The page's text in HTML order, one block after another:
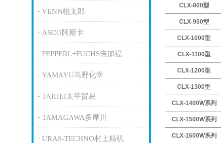
VENN桃太郎
ASCO阿斯卡
PEPPERL+FUCHS倍加福
YAMAYU马野化学
TAIHEI太平贸易
TAMAGAWA多摩川
URAS-TECHNO村上精机
CLX-800型
CLX-900型
CLX-1000型
CLX-1100型
CLX-1200型
CLX-1300型
CLX-1400W系列
CLX-1500W系列
CLX-1600W系列